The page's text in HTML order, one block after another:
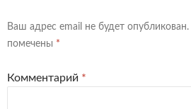
Ваш адрес email не будет опубликован.
помечены *
Комментарий *